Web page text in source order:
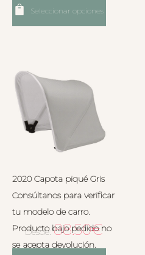
Seleccionar opciones
2020 Capota piqué Gris
Consúltanos para verificar
tu modelo de carro.
Producto bajo pedido no
se acepta devolución.
Desde:88.50€